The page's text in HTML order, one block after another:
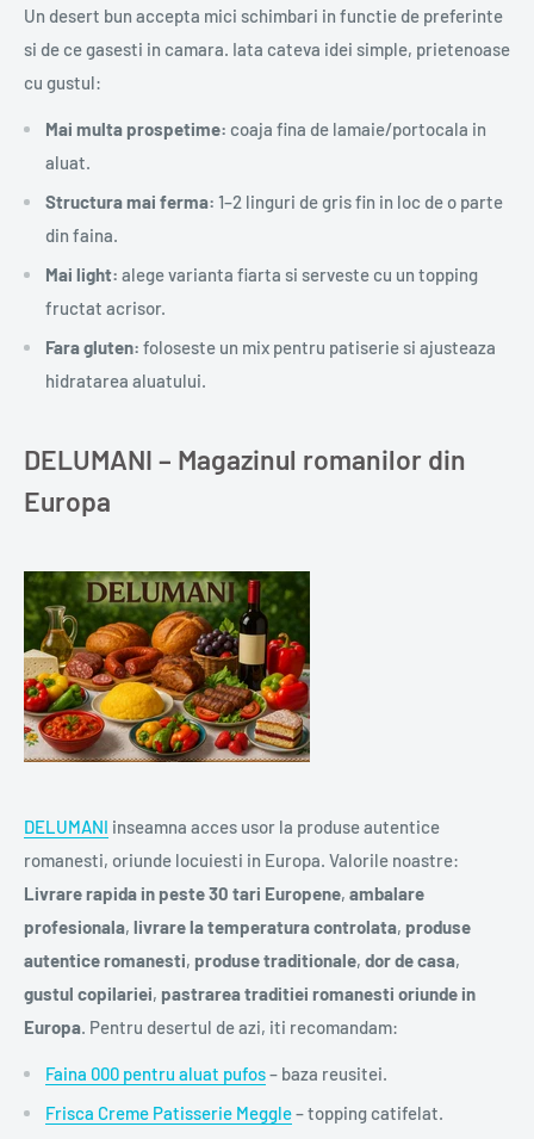
Un desert bun accepta mici schimbari in functie de preferinte
si de ce gasesti in camara. Iata cateva idei simple, prietenoase
cu gustul:
Mai multa prospetime: coaja fina de lamaie/portocala in
aluat.
Structura mai ferma: 1–2 linguri de gris fin in loc de o parte
din faina.
Mai light: alege varianta fiarta si serveste cu un topping
fructat acrisor.
Fara gluten: foloseste un mix pentru patiserie si ajusteaza
hidratarea aluatului.
DELUMANI – Magazinul romanilor din
Europa
DELUMANI inseamna acces usor la produse autentice
romanesti, oriunde locuiesti in Europa. Valorile noastre:
Livrare rapida in peste 30 tari Europene, ambalare
profesionala, livrare la temperatura controlata, produse
autentice romanesti, produse traditionale, dor de casa,
gustul copilariei, pastrarea traditiei romanesti oriunde in
Europa. Pentru desertul de azi, iti recomandam:
Faina 000 pentru aluat pufos– baza reusitei.
Frisca Creme Patisserie Meggle– topping catifelat.